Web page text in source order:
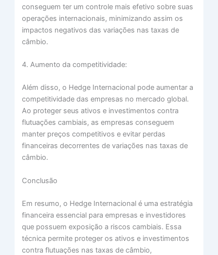
conseguem ter um controle mais efetivo sobre suas
operações internacionais, minimizando assim os
impactos negativos das variações nas taxas de
câmbio.
4. Aumento da competitividade:
Além disso, o Hedge Internacional pode aumentar a
competitividade das empresas no mercado global.
Ao proteger seus ativos e investimentos contra
flutuações cambiais, as empresas conseguem
manter preços competitivos e evitar perdas
financeiras decorrentes de variações nas taxas de
câmbio.
Conclusão
Em resumo, o Hedge Internacional é uma estratégia
financeira essencial para empresas e investidores
que possuem exposição a riscos cambiais. Essa
técnica permite proteger os ativos e investimentos
contra flutuações nas taxas de câmbio,